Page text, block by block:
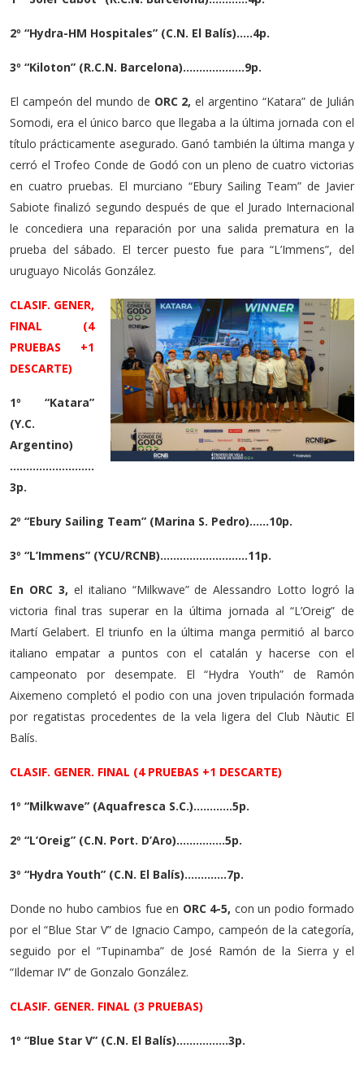
2º “Hydra-HM Hospitales” (C.N. El Balís)…..4p.
3º “Kiloton” (R.C.N. Barcelona)……………….9p.
El campeón del mundo de ORC 2,el argentino “Katara” de Julián
Somodi, era el único barco que llegaba a la última jornada con el
título prácticamente asegurado. Ganó también la última manga y
cerró el Trofeo Conde de Godó con un pleno de cuatro victorias
en cuatro pruebas. El murciano “Ebury Sailing Team” de Javier
Sabiote finalizó segundo después de que el Jurado Internacional
le concediera una reparación por una salida prematura en la
prueba del sábado. El tercer puesto fue para “L’Immens”, del
uruguayo Nicolás González.
CLASIF. GENER,
FINAL (4
PRUEBAS +1
DESCARTE)
1º “Katara”
(Y.C.
Argentino)
……………………..
3p.
2º “Ebury Sailing Team” (Marina S. Pedro)……10p.
3º “L’Immens” (YCU/RCNB)………………………11p.
En ORC 3, el italiano “Milkwave” de Alessandro Lotto logró la
victoria final tras superar en la última jornada al “L’Oreig” de
Martí Gelabert. El triunfo en la última manga permitió al barco
italiano empatar a puntos con el catalán y hacerse con el
campeonato por desempate. El “Hydra Youth” de Ramón
Aixemeno completó el podio con una joven tripulación formada
por regatistas procedentes de la vela ligera del Club Nàutic El
Balís.
CLASIF. GENER. FINAL (4 PRUEBAS +1 DESCARTE)
1º “Milkwave” (Aquafresca S.C.)…………5p.
2º “L’Oreig” (C.N. Port. D’Aro)……………5p.
3º “Hydra Youth” (C.N. El Balís)………….7p.
Donde no hubo cambios fue en ORC 4-5, con un podio formado
por el “Blue Star V” de Ignacio Campo, campeón de la categoría,
seguido por el “Tupinamba” de José Ramón de la Sierra y el
“Ildemar IV” de Gonzalo González.
CLASIF. GENER. FINAL (3 PRUEBAS)
1º “Blue Star V” (C.N. El Balís)…………….3p.